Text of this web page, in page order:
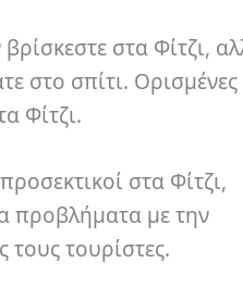
στα Φίτζι,
στο σπίτι. Ορισμένες
Φίτζι.
στα Φίτζι,
προβλήματα με την
τουρίστες.